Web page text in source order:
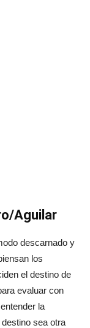
Aguilar
descarnado y
los
el destino de
evaluar con
la
sea otra